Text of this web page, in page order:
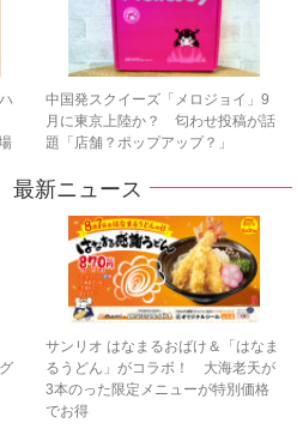
中国発スクイーズ「メロジョイ」9
月に東京上陸か？ 匂わせ投稿が話
題「店舗？ポップアップ？」
新ニュース
サンリオ はなまるおばけ＆「はなま
るうどん」がコラボ！ 大海老天が
3本のった限定メニューが特別価格
でお得